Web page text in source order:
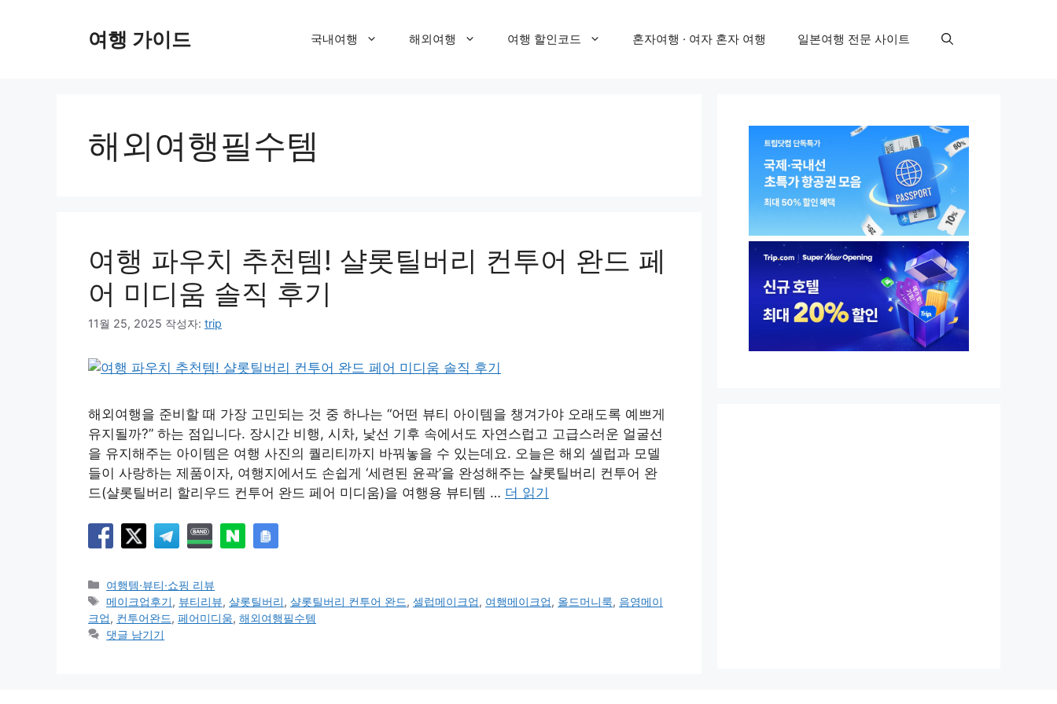
여행 가이드 국내여행 해외여행 여행 할인코드 혼자여행 · 여자 혼자 여행 일본여행 전문 사이트
해외여행필수템
여행 파우치 추천템! 샬롯틸버리 컨투어 완드 페
어 미디움 솔직 후기
11월 25, 2025 작성자: trip
해외여행을 준비할 때 가장 고민되는 것 중 하나는 “어떤 뷰티 아이템을 챙겨가야 오래도록 예쁘게
유지될까?” 하는 점입니다. 장시간 비행, 시차, 낯선 기후 속에서도 자연스럽고 고급스러운 얼굴선
을 유지해주는 아이템은 여행 사진의 퀄리티까지 바꿔놓을 수 있는데요. 오늘은 해외 셀럽과 모델
들이 사랑하는 제품이자, 여행지에서도 손쉽게 ‘세련된 윤곽’을 완성해주는 샬롯틸버리 컨투어 완
드(샬롯틸버리 할리우드 컨투어 완드 페어 미디움)을 여행용 뷰티템 … 더 읽기
카
테
고
리
여행템·뷰티·쇼핑 리뷰
태
그
메이크업후기, 뷰티리뷰,샬롯틸버리,샬롯틸버리 컨투어 완드,셀럽메이크업, 여행메이크업, 올드머니룩, 음영메이
크업, 컨투어완드, 페어미디움, 해외여행필수템
댓글 남기기